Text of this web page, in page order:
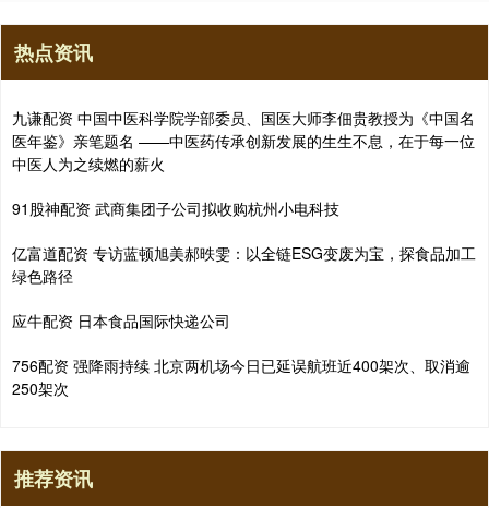
热点资讯
九谦配资 中国中医科学院学部委员、国医大师李佃贵教授为《中国名
医年鉴》亲笔题名 ——中医药传承创新发展的生生不息，在于每一位
中医人为之续燃的薪火
91股神配资 武商集团子公司拟收购杭州小电科技
亿富道配资 专访蓝顿旭美郝昳雯：以全链ESG变废为宝，探食品加工
绿色路径
应牛配资 日本食品国际快递公司
756配资 强降雨持续 北京两机场今日已延误航班近400架次、取消逾
250架次
推荐资讯